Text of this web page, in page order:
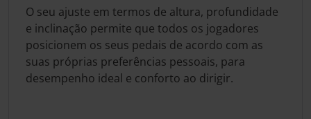
O seu ajuste em termos de altura, profundidade
e inclinação permite que todos os jogadores
posicionem os seus pedais de acordo com as
suas próprias preferências pessoais, para
desempenho ideal e conforto ao dirigir.